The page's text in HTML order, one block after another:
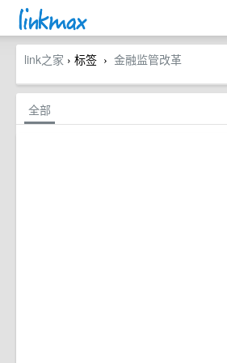
link之家 › 标签 › 金融监管改革
全部